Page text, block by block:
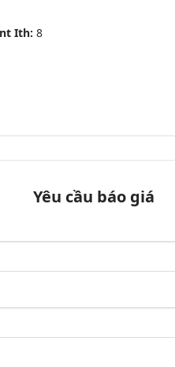
Ith: 8
Yêu cầu báo giá